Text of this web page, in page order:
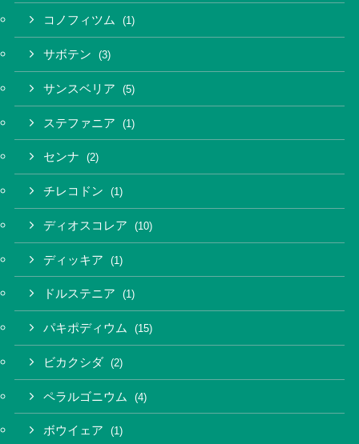
コノフィツム (1)
サボテン (3)
サンスベリア (5)
ステファニア (1)
センナ (2)
チレコドン (1)
ディオスコレア (10)
ディッキア (1)
ドルステニア (1)
パキポディウム (15)
ビカクシダ (2)
ペラルゴニウム (4)
ボウイェア (1)